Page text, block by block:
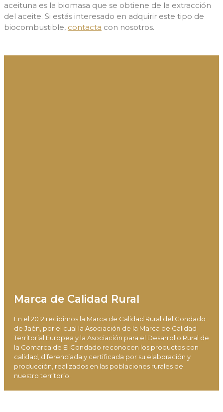
aceituna es la biomasa que se obtiene de la extracción
del aceite. Si estás interesado en adquirir este tipo de
biocombustible, contacta con nosotros.
Marca de Calidad Rural
En el 2012 recibimos la Marca de Calidad Rural del Condado
de Jaén, por el cual la Asociación de la Marca de Calidad
Territorial Europea y la Asociación para el Desarrollo Rural de
la Comarca de El Condado reconocen los productos con
calidad, diferenciada y certificada por su elaboración y
producción, realizados en las poblaciones rurales de
nuestro territorio.